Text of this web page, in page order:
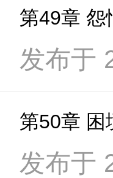
第49章 怨
发布于
第50章 困
发布于